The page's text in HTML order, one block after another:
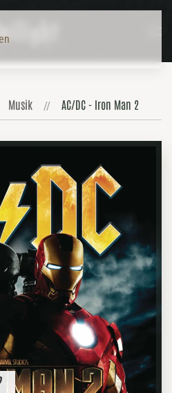
Musik AC/DC - Iron Man 2